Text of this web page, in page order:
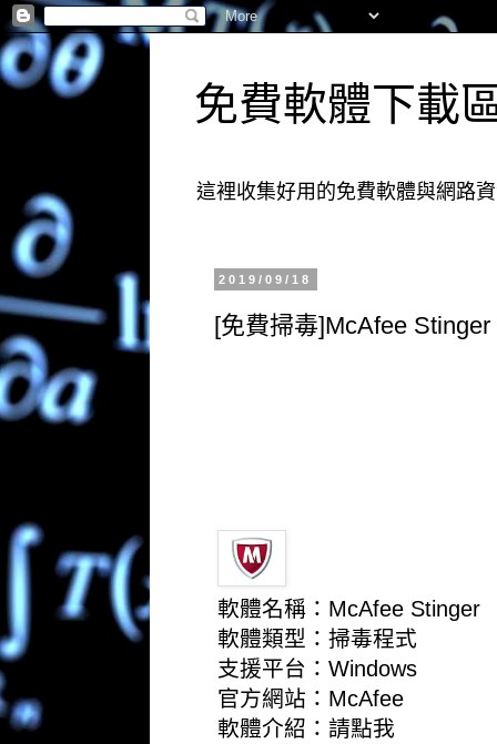
免費軟體下載
這裡收集好用的免費軟體與網路
2019/09/18
[免費掃毒]McAfee
軟體名稱：McAfee Stinger
軟體類型：掃毒程式
支援平台：Windows
官方網站： McAfee
軟體介紹： 請點我